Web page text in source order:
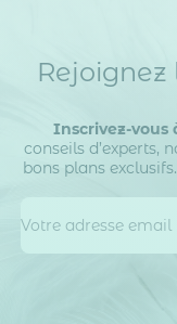
Inscrivez-vous
conseils d’experts,
bons plans